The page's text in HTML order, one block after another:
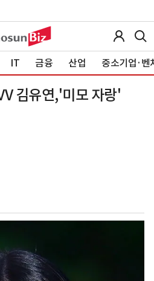
IT 금융 산업 중소기업·벤
김유연,'미모 자랑'